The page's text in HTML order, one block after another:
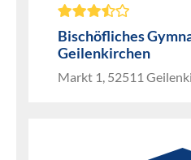
Bischöfliches
Geilenkirchen
Markt 1, 52511